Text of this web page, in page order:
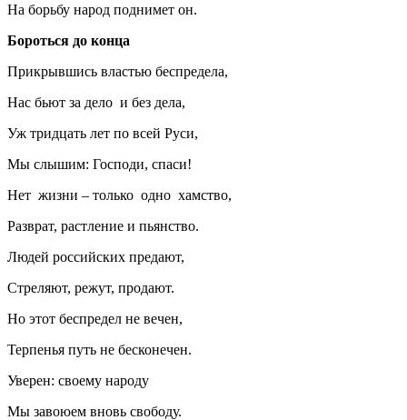
На борьбу народ поднимет он.
Бороться до конца
Прикрывшись властью беспредела,
Нас бьют за дело и без дела,
Уж тридцать лет по всей Руси,
Мы слышим: Господи, спаси!
Нет жизни – только одно хамство,
Разврат, растление и пьянство.
Людей российских предают,
Стреляют, режут, продают.
Но этот беспредел не вечен,
Терпенья путь не бесконечен.
Уверен: своему народу
Мы завоюем вновь свободу.